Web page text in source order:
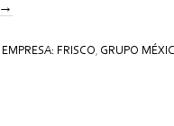
→
EMPRESA: FRISCO, GRUPO